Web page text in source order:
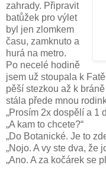
zahrady. Připravit
batůžek pro výlet
byl jen zlomkem
času, zamknuto a
hurá na metro.
Po necelé hodině
jsem už stoupala k
pěší stezkou až k
stála přede mnou
„Prosím 2x dospělí a 1
„A kam to chcete?“
„Do Botanické. Je to
„Nojo. A vy ste dva, že
„Ano. A za kočárek se